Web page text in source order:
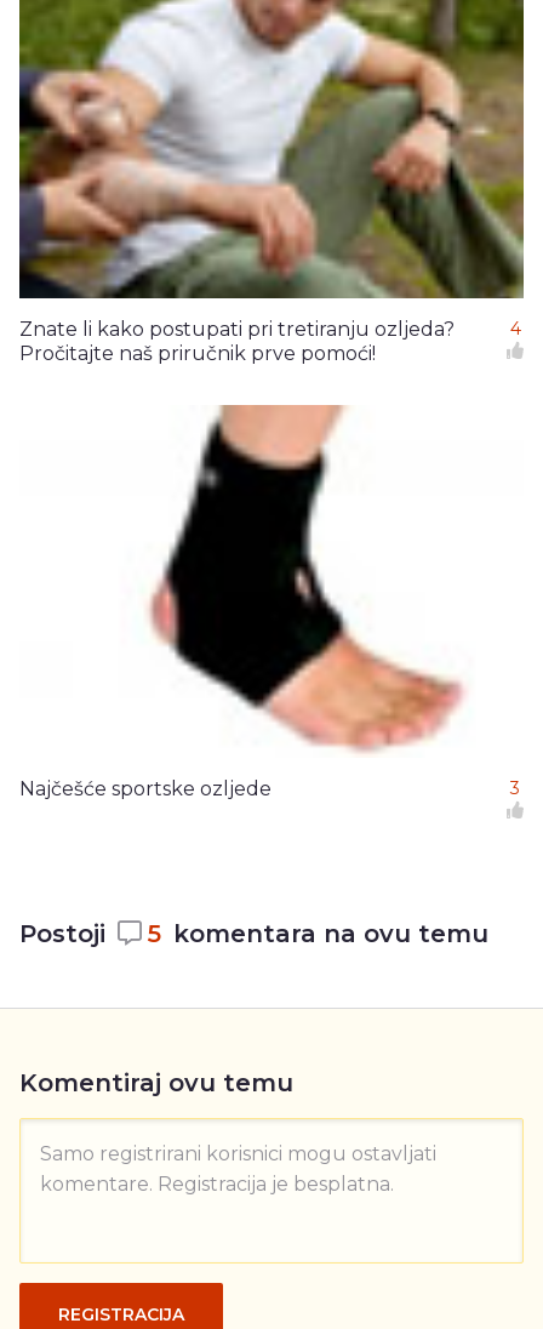
Znate li kako postupati pri tretiranju ozljeda?
Pročitajte naš priručnik prve pomoći!
4
Najčešće sportske ozljede 3
Postoji 5 komentara na ovu temu
Komentiraj ovu temu
Samo registrirani korisnici mogu ostavljati
komentare. Registracija je besplatna.
REGISTRACIJA